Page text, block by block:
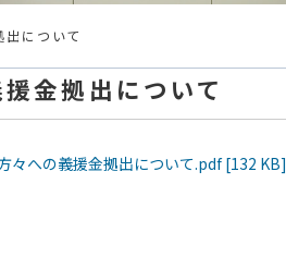
について
金拠出について
々への義援金拠出について.pdf [132 KB]